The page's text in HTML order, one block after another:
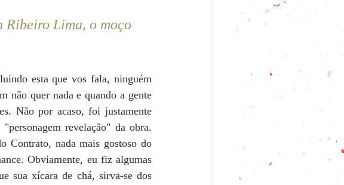
Ribeiro Lima, o moço
esta que vos fala, ninguém
não quer nada e quando a gente
Não por acaso, foi justamente
revelação" da obra.
Contrato, nada mais gostoso do
Obviamente, eu fiz algumas
sua xícara de chá, sirva-se dos